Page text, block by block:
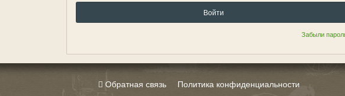
Войти
Забыли
Обратная связь Политика конфиденциальности